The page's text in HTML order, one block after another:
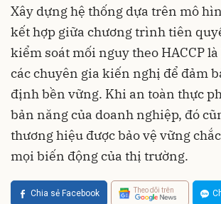
Xây dựng hệ thống dựa trên mô
kết hợp giữa chương trình tiên
kiểm soát mối nguy theo HACCP
các chuyên gia kiến nghị để đảm
định bền vững. Khi an toàn thực
bản năng của doanh nghiệp, đó
thương hiệu được bảo vệ vững
mọi biến động của thị trường.
Chia sẻ Facebook Theo dõi trên